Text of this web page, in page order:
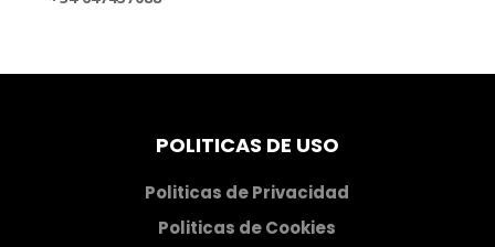
POLITICAS DE USO
Politicas de Privacidad
Politicas de Cookies